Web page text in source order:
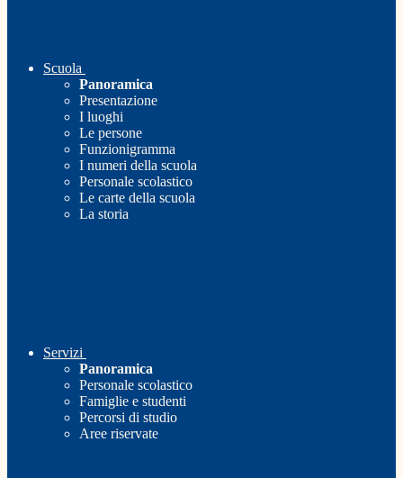
Scuola
Panoramica
Presentazione
I luoghi
Le persone
Funzionigramma
I numeri della scuola
Personale scolastico
Le carte della scuola
La storia
Servizi
Panoramica
Personale scolastico
Famiglie e studenti
Percorsi di studio
Aree riservate